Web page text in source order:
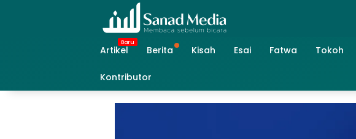
Artikel
Berita Kisah Esai Fatwa Tokoh
Kontributor